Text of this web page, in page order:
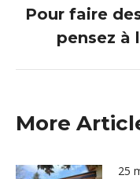
Pour faire
pensez à
More
25